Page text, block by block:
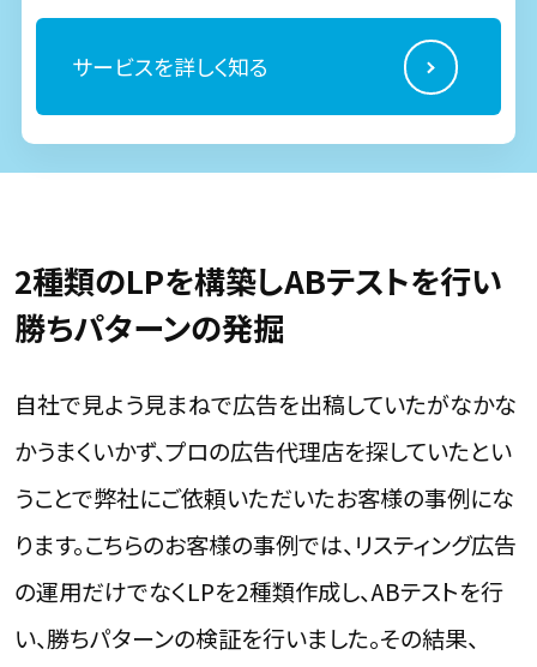
サービスを詳しく知る
2種類のLPを構築しABテストを行い
勝ちパターンの発掘
自社で見よう見まねで広告を出稿していたがなかな
かうまくいかず、プロの広告代理店を探していたとい
うことで弊社にご依頼いただいたお客様の事例にな
ります。こちらのお客様の事例では、リスティング広告
の運用だけでなくLPを2種類作成し、ABテストを行
い、勝ちパターンの検証を行いました。その結果、